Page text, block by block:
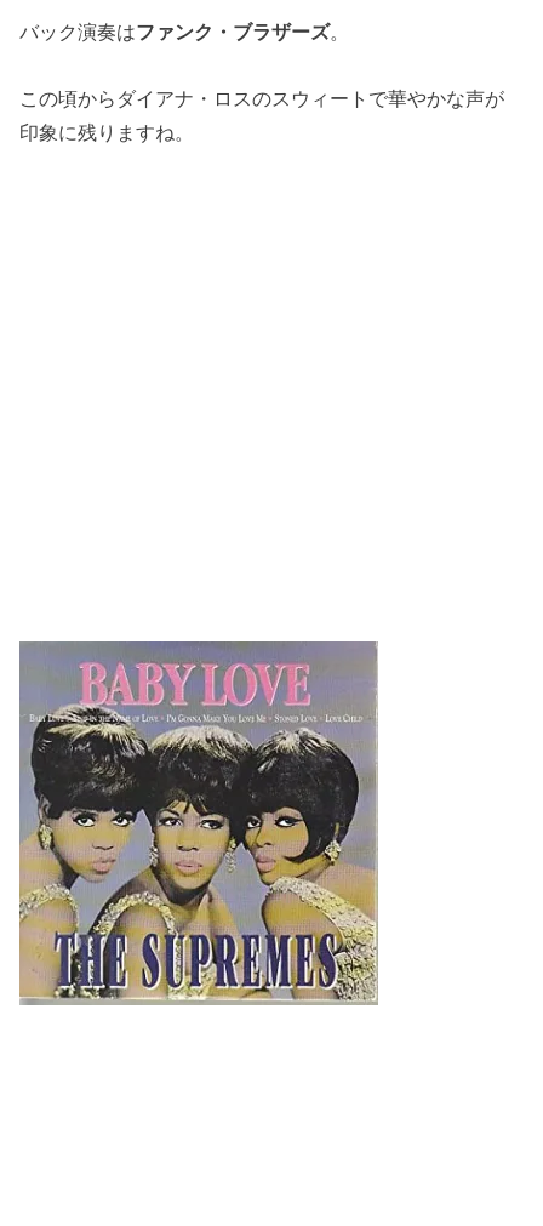
バック演奏はファンク・ブラザーズ。
この頃からダイアナ・ロスのスウィートで華やかな声が
印象に残りますね。